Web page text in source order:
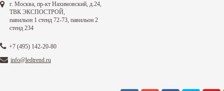
г. Москва, пр-кт Нахимовский, д.24,
ТВК ЭКСПОСТРОЙ,
павильон 1 стенд 72-73, павильон 2
стенд 234
+7 (495) 142-20-80
info@ledtrend.ru